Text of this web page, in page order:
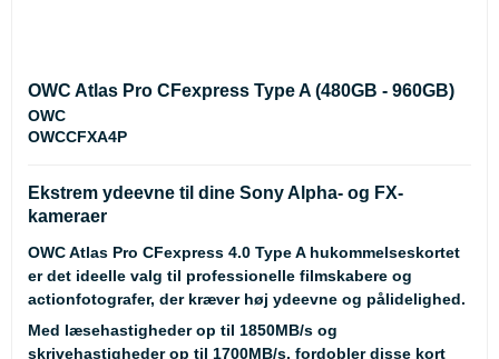
OWC Atlas Pro CFexpress Type A (480GB - 960GB)
OWC
OWCCFXA4P
Ekstrem ydeevne til dine Sony Alpha- og FX-
kameraer
OWC Atlas Pro CFexpress 4.0 Type A hukommelseskortet
er det ideelle valg til professionelle filmskabere og
actionfotografer, der kræver høj ydeevne og pålidelighed.
Med læsehastigheder op til 1850MB/s og
skrivehastigheder op til 1700MB/s, fordobler disse kort